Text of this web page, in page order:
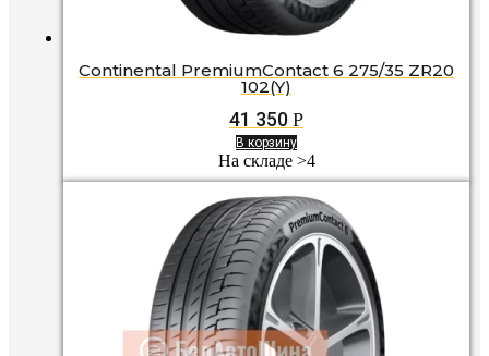
Continental PremiumContact 6 275/35 ZR20
102(Y)
41 350 Р
В корзину
На складе >4